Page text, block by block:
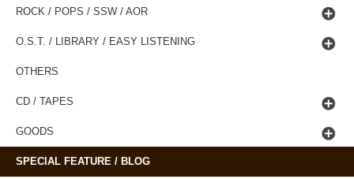
ROCK / POPS / SSW / AOR
O.S.T. / LIBRARY / EASY LISTENING
OTHERS
CD / TAPES
GOODS
SPECIAL FEATURE / BLOG